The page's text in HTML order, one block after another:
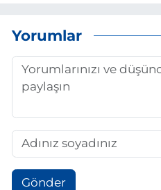
Yorumlar
Gönder